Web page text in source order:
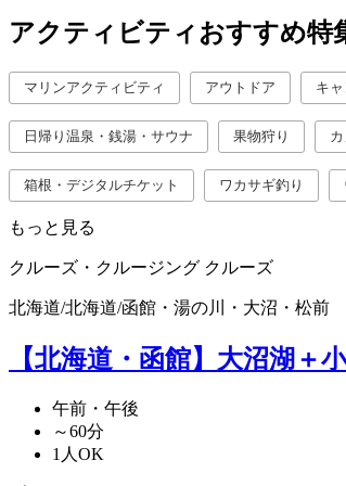
アクティビティおすすめ特
マリンアクティビティ アウトドア キ
日帰り温泉・銭湯・サウナ 果物狩り
箱根・デジタルチケット ワカサギ釣り
もっと見る
クルーズ・クルージング クルーズ
北海道/北海道/函館・湯の川・大沼・松前
【北海道・函館】大沼湖＋
午前・午後
～60分
1人OK